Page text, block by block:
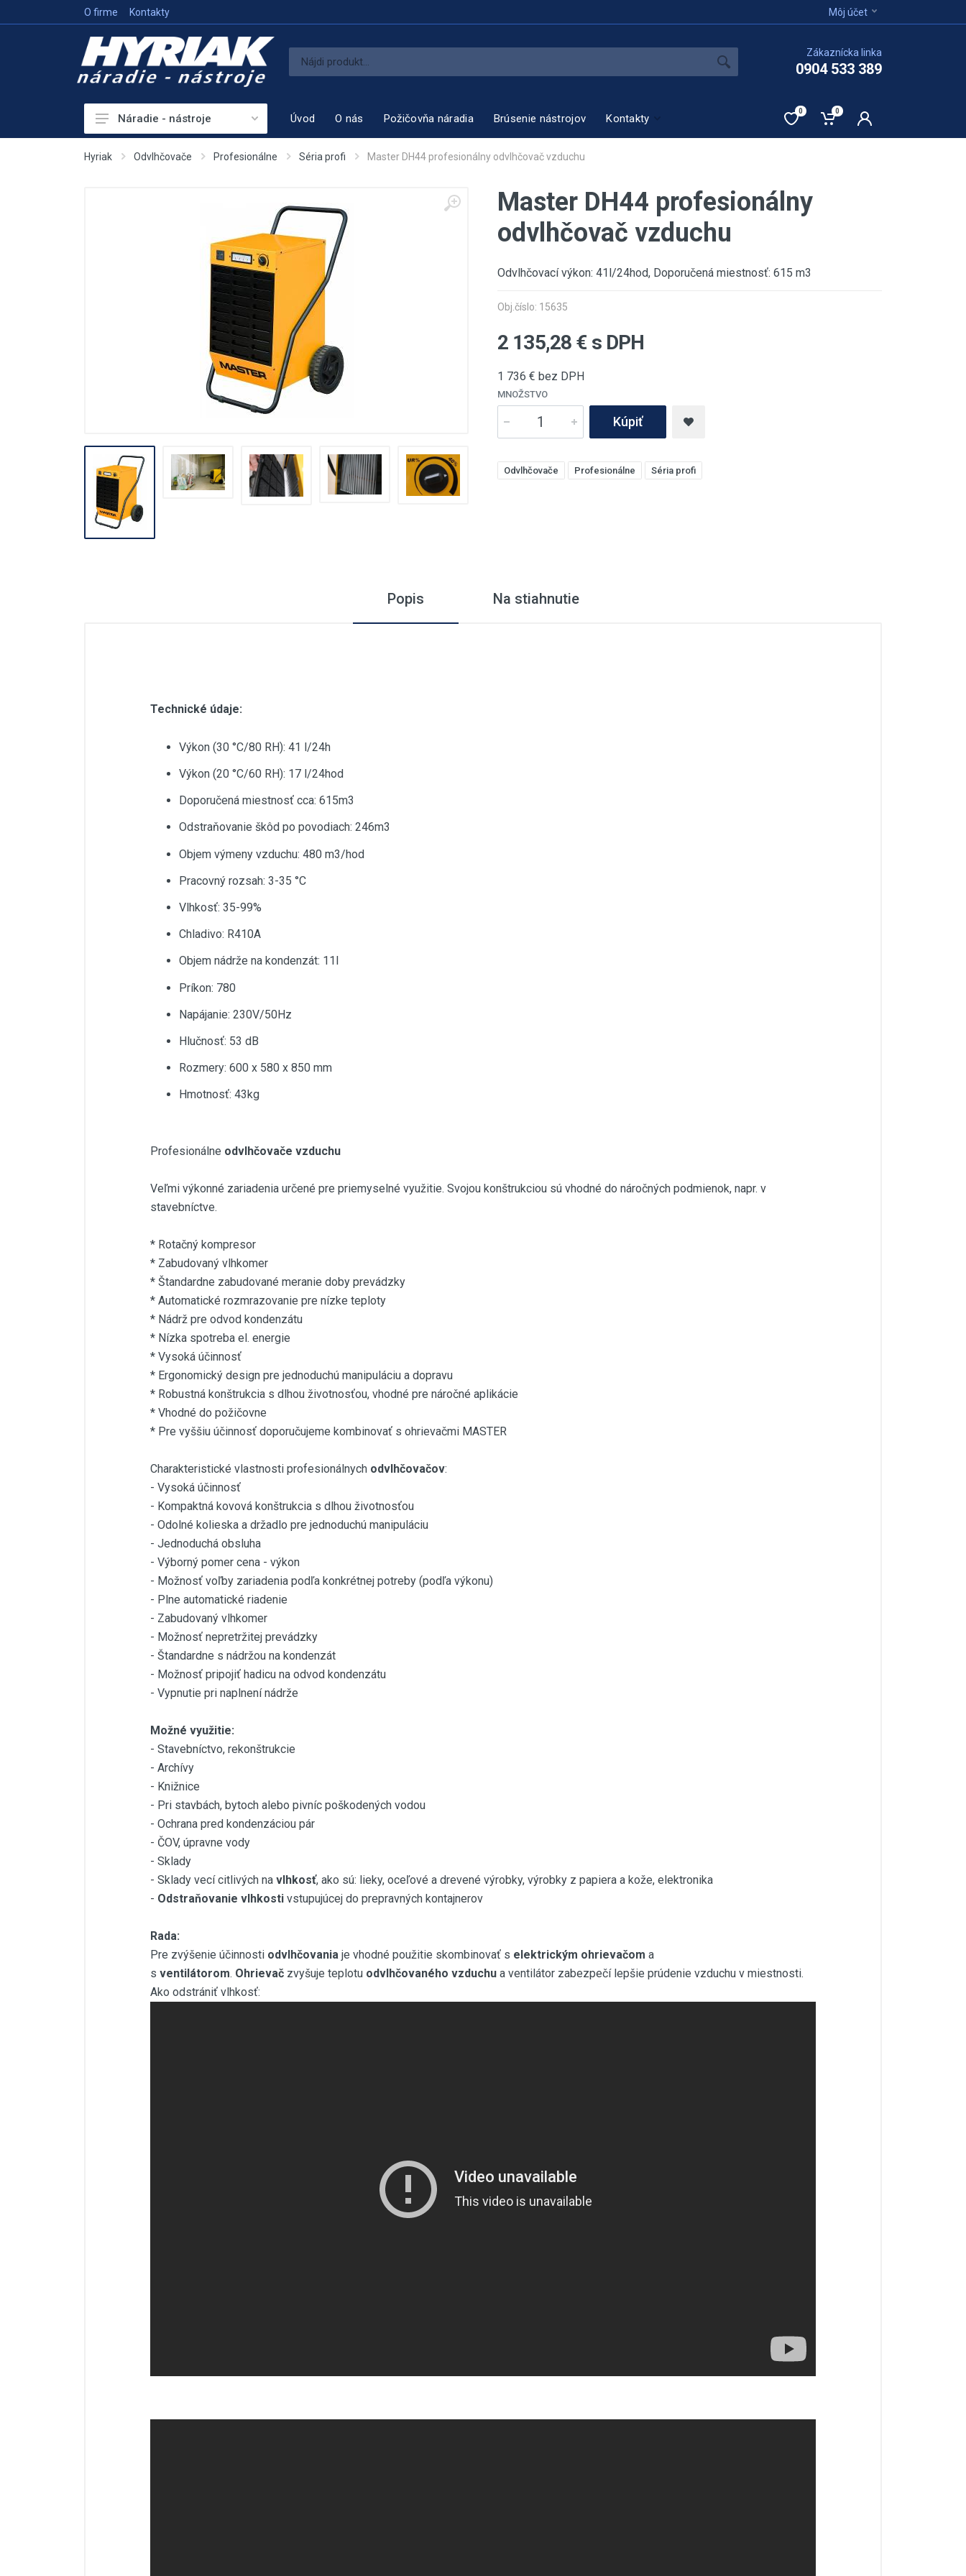
O firme Kontakty Môj účet
Zákaznícka linka
0904 533 389
Akumulátorové náradie
Hutniaca a vibračná technika
Ventilácia
Záhradné náradie
Náradie - nástroje Úvod O nás Požičovňa náradia Brúsenie nástrojov Kontakty
0 0
Hyriak Odvlhčovače Profesionálne Séria profi Master DH44 profesionálny odvlhčovač vzduchu
Master DH44 profesionálny
odvlhčovač vzduchu
Odvlhčovací výkon: 41l/24hod, Doporučená miestnosť: 615 m3
Obj.číslo: 15635
2 135,28 € s DPH
1 736 € bez DPH
MNOŽSTVO
Kúpiť
Odvlhčovače Profesionálne Séria profi
Popis Na stiahnutie
Technické údaje:
Výkon (30 °C/80 RH): 41 l/24h
Výkon (20 °C/60 RH): 17 l/24hod
Doporučená miestnosť cca: 615m3
Odstraňovanie škôd po povodiach: 246m3
Objem výmeny vzduchu: 480 m3/hod
Pracovný rozsah: 3-35 °C
Vlhkosť: 35-99%
Chladivo: R410A
Objem nádrže na kondenzát: 11l
Príkon: 780
Napájanie: 230V/50Hz
Hlučnosť: 53 dB
Rozmery: 600 x 580 x 850 mm
Hmotnosť: 43kg
Profesionálne odvlhčovače vzduchu
Veľmi výkonné zariadenia určené pre priemyselné využitie. Svojou konštrukciou sú vhodné do náročných podmienok, napr. v
stavebníctve.
* Rotačný kompresor
* Zabudovaný vlhkomer
* Štandardne zabudované meranie doby prevádzky
* Automatické rozmrazovanie pre nízke teploty
* Nádrž pre odvod kondenzátu
* Nízka spotreba el. energie
* Vysoká účinnosť
* Ergonomický design pre jednoduchú manipuláciu a dopravu
* Robustná konštrukcia s dlhou životnosťou, vhodné pre náročné aplikácie
* Vhodné do požičovne
* Pre vyššiu účinnosť doporučujeme kombinovať s ohrievačmi MASTER
Charakteristické vlastnosti profesionálnych odvlhčovačov:
- Vysoká účinnosť
- Kompaktná kovová konštrukcia s dlhou životnosťou
- Odolné kolieska a držadlo pre jednoduchú manipuláciu
- Jednoduchá obsluha
- Výborný pomer cena - výkon
- Možnosť voľby zariadenia podľa konkrétnej potreby (podľa výkonu)
- Plne automatické riadenie
- Zabudovaný vlhkomer
- Možnosť nepretržitej prevádzky
- Štandardne s nádržou na kondenzát
- Možnosť pripojiť hadicu na odvod kondenzátu
- Vypnutie pri naplnení nádrže
Možné využitie:
- Stavebníctvo, rekonštrukcie
- Archívy
- Knižnice
- Pri stavbách, bytoch alebo pivníc poškodených vodou
- Ochrana pred kondenzáciou pár
- ČOV, úpravne vody
- Sklady
- Sklady vecí citlivých na vlhkosť, ako sú: lieky, oceľové a drevené výrobky, výrobky z papiera a kože, elektronika
- Odstraňovanie vlhkosti vstupujúcej do prepravných kontajnerov
Rada:
Pre zvýšenie účinnosti odvlhčovania je vhodné použitie skombinovať s elektrickým ohrievačom a
s ventilátorom. Ohrievač zvyšuje teplotu odvlhčovaného vzduchu a ventilátor zabezpečí lepšie prúdenie vzduchu v miestnosti.
Ako odstrániť vlhkosť: